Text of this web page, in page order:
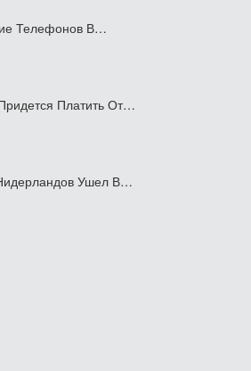
Телефонов В…
Платить От…
Ушел В…